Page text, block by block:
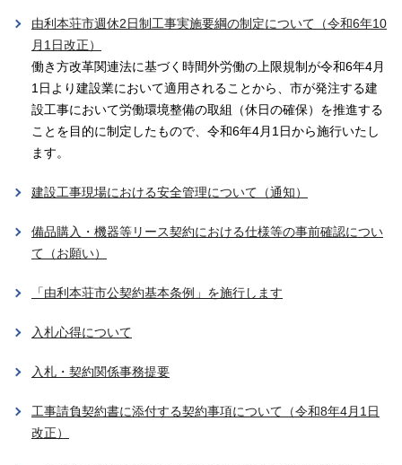
由利本荘市週休2日制工事実施要綱の制定について（令和6年10
月1日改正）
働き方改革関連法に基づく時間外労働の上限規制が令和6年4月
1日より建設業において適用されることから、市が発注する建
設工事において労働環境整備の取組（休日の確保）を推進する
ことを目的に制定したもので、令和6年4月1日から施行いたし
ます。
建設工事現場における安全管理について（通知）
備品購入・機器等リース契約における仕様等の事前確認につい
て（お願い）
「由利本荘市公契約基本条例」を施行します
入札心得について
入札・契約関係事務提要
工事請負契約書に添付する契約事項について（令和8年4月1日
改正）